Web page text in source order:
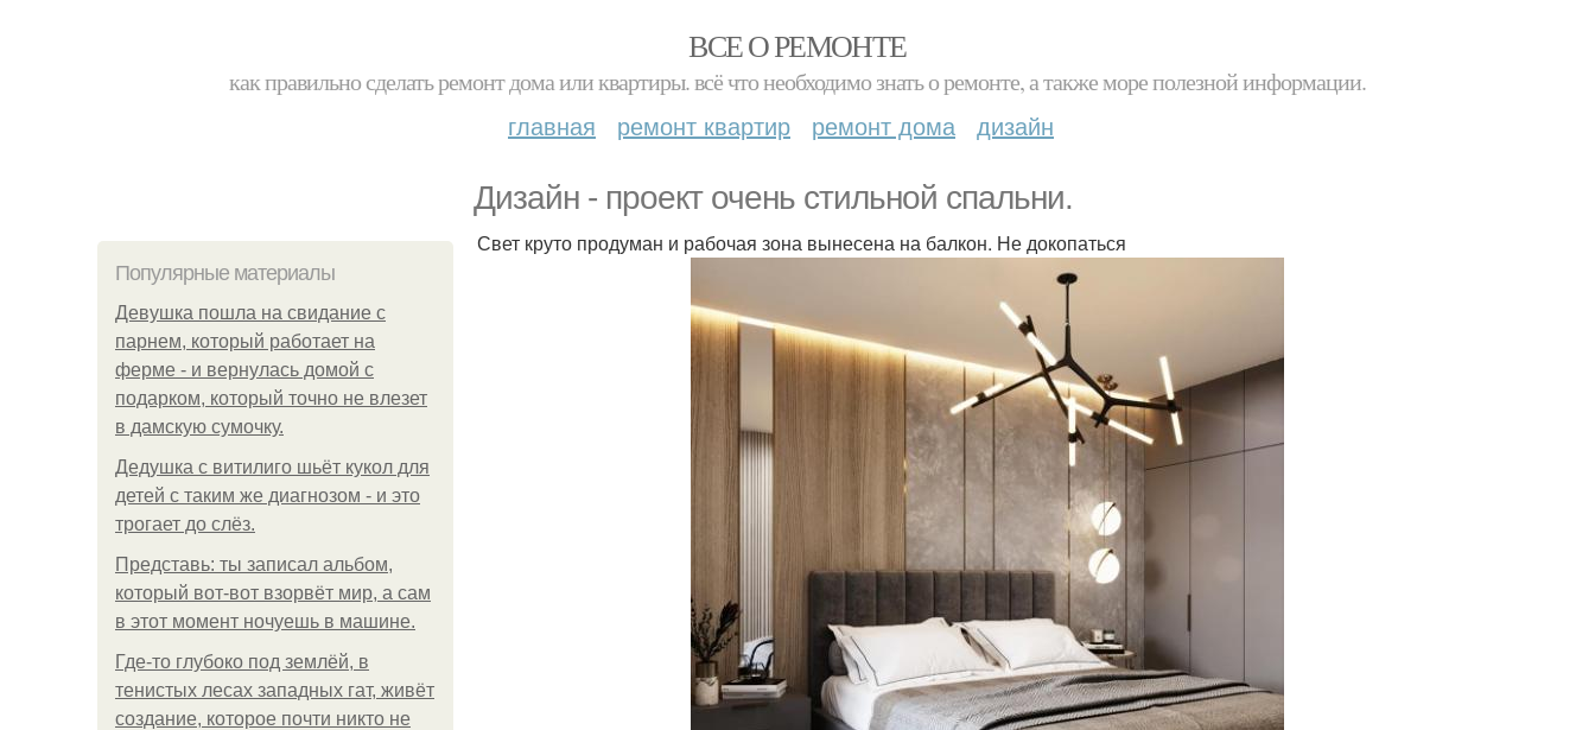
ВСЕ О РЕМОНТЕ
как правильно сделать ремонт дома или квартиры. всё что необходимо знать о ремонте, а также море полезной информации.
главная ремонт квартир ремонт дома дизайн
Дизайн - проект очень стильной спальни.
Популярные материалы
Девушка пошла на свидание с
парнем, который работает на
ферме - и вернулась домой с
подарком, который точно не влезет
в дамскую сумочку.
Дедушка с витилиго шьёт кукол для
детей с таким же диагнозом - и это
трогает до слёз.
Представь: ты записал альбом,
который вот-вот взорвёт мир, а сам
в этот момент ночуешь в машине.
Где-то глубоко под землёй, в
тенистых лесах западных гат, живёт
создание, которое почти никто не
Свет круто продуман и рабочая зона вынесена на балкон. Не докопаться